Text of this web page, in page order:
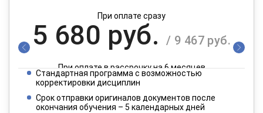
При оплате сразу
5 680 руб. / 9 467 руб.
При оплате в рассрочку на 6 месяцев
2 840 руб.
Стандартная программа с возможностью
корректировки дисциплин
Срок отправки оригиналов документов после
окончания обучения – 5 календарных дней